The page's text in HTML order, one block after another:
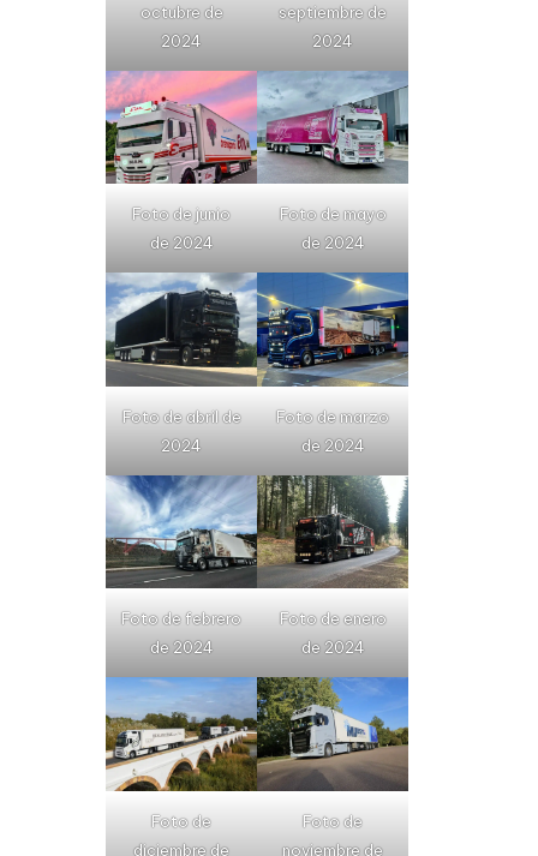
octubre de
2024
septiembre de
2024
Foto de junio
de 2024
Foto de mayo
de 2024
Foto de abril de
2024
Foto de marzo
de 2024
Foto de febrero
de 2024
Foto de enero
de 2024
Foto de
diciembre de
Foto de
noviembre de